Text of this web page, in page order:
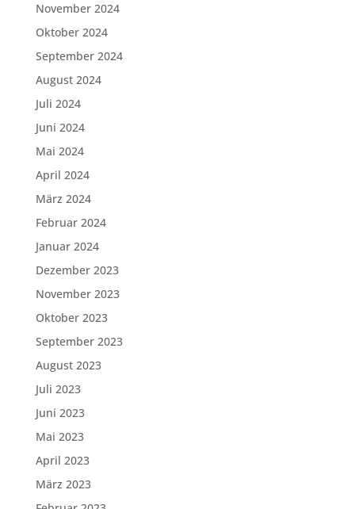
November 2024
Oktober 2024
September 2024
August 2024
Juli 2024
Juni 2024
Mai 2024
April 2024
März 2024
Februar 2024
Januar 2024
Dezember 2023
November 2023
Oktober 2023
September 2023
August 2023
Juli 2023
Juni 2023
Mai 2023
April 2023
März 2023